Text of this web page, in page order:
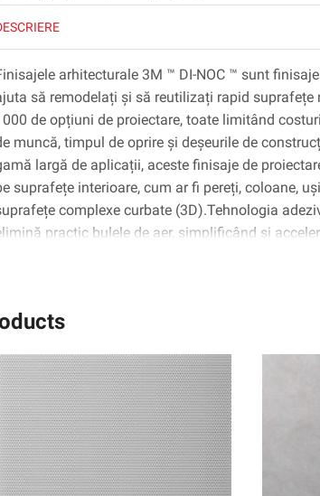
2071,
1220
mm
x
50
arhitecturale 3M ™ DI-NOC ™ sunt
să remodelați și să reutilizați rapid suprafețe
de opțiuni de proiectare, toate limitând
muncă, timpul de oprire și deșeurile de
largă de aplicații, aceste finisaje de
suprafețe interioare, cum ar fi pereți, coloane,
complexe curbate (3D).Tehnologia
practic bulele de aer, simplificând și